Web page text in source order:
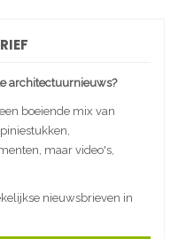
architectuurnieuws?
boeiende mix van
maar video's,
nieuwsbrieven in